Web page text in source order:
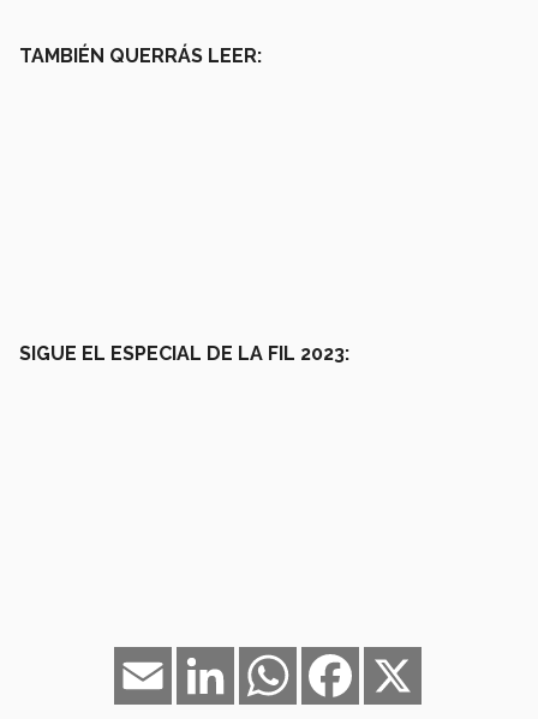
TAMBIÉN QUERRÁS LEER:
SIGUE EL ESPECIAL DE LA FIL 2023:
Facebook
WhatsApp
LinkedIn
Email